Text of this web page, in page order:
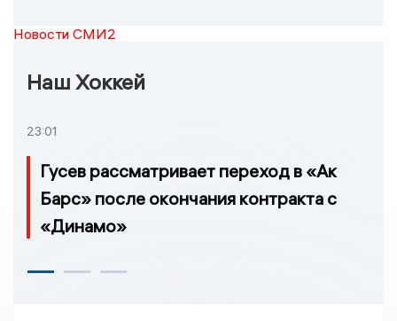
Новости СМИ2
Наш Хоккей
23:01
Гусев рассматривает переход в «Ак
Барс» после окончания контракта с
«Динамо»